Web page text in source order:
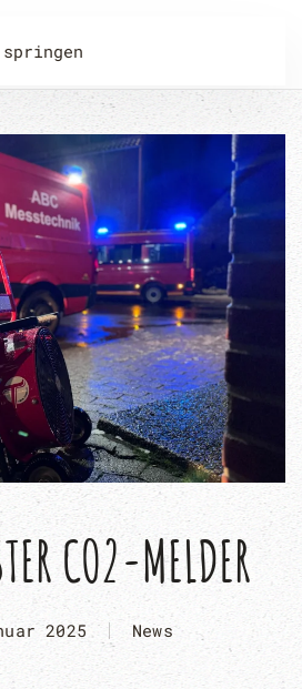
CO2-MELDER
2025 News